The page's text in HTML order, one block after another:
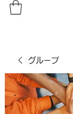
グループ